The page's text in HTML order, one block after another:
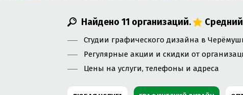
Найдено 11 организаций.
Студии графического дизайна в
Регулярные акции и скидки от
Цены на услуги, телефоны и адреса